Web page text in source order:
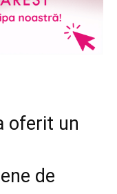
oferit un
de